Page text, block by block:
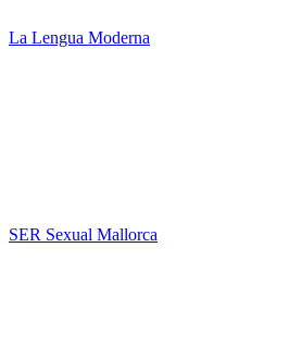
La Lengua Moderna
SER Sexual Mallorca